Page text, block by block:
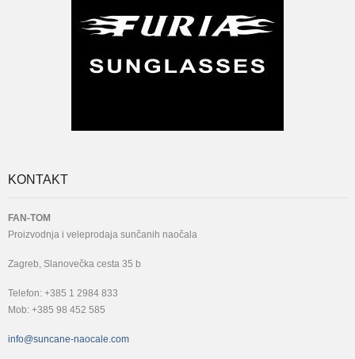
KONTAKT
FAN-TOM
Proizvodnja i veleprodaja sunčanih naočala
Zagreb, Slanovečka cesta 35 b
Telefon: +385 1 2984 833
Mob: +385 98 452 585
info@suncane-naocale.com